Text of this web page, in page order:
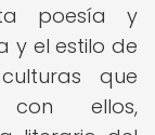
poesía y
y el estilo de
que
ellos,